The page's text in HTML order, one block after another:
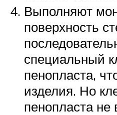
Выполняют
поверхность
специальный
пенопласта,
изделия. Но
пенопласта не